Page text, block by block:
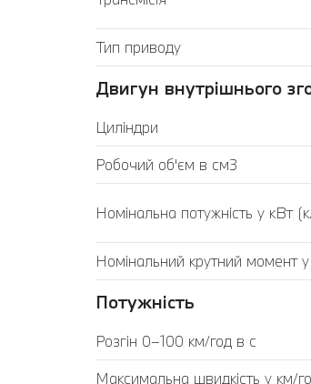
Тип приводу
Двигун внутрішнього
Циліндри
Робочий об'єм в см3
Номінальна потужність у кВт
Номінальний крутний момент
Потужність
Розгін 0–100 км/год в с
Максимальна швидкість у км/